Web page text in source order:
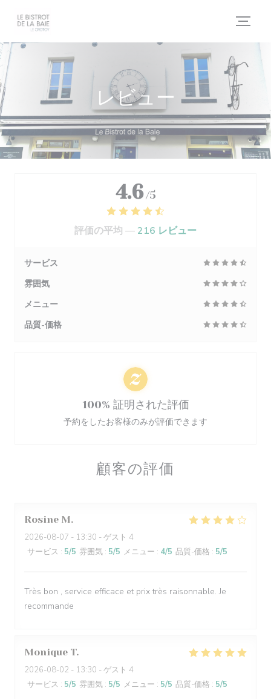
レビュー
顧客の評価
Rosine M
2026-08-07 - 13:30 - ゲスト 4
サービス : 5/5 雰囲気 : 5/5 メニュー : 4/5 品質-価格 : 5/5
Très bon , service efficace et prix très raisonnable. Je
recommande
Monique T
2026-08-02 - 13:30 - ゲスト 4
サービス : 5/5 雰囲気 : 5/5 メニュー : 5/5 品質-価格 : 5/5
4.6 /5
評価の平均 —216 レビュー
サービス
雰囲気
メニュー
品質-価格
100% 証明された評価
予約をしたお客様のみが評価できます